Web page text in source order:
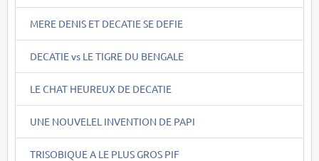
MERE DENIS ET DECATIE SE DEFIE
DECATIE vs LE TIGRE DU BENGALE
LE CHAT HEUREUX DE DECATIE
UNE NOUVELEL INVENTION DE PAPI
TRISOBIQUE A LE PLUS GROS PIF